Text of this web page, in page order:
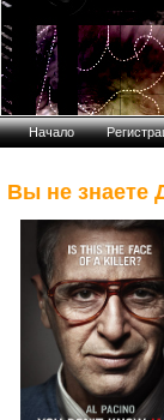
Начало
Вы не знаете